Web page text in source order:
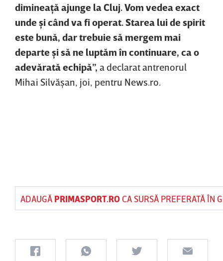
dimineaţă ajunge la Cluj. Vom vedea exact
unde şi când va fi operat. Starea lui de spirit
este bună, dar trebuie să mergem mai
departe şi să ne luptăm în continuare, ca o
adevărată echipă”, a declarat antrenorul
Mihai Silvăşan, joi, pentru News.ro.
ADAUGĂ PRIMASPORT.ROCA SURSĂ PREFERATĂ ÎN